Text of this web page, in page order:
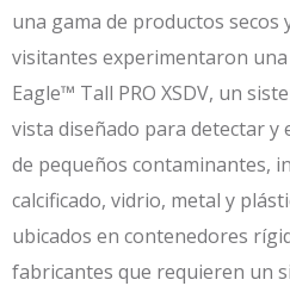
una gama de productos secos
visitantes experimentaron
Eagle™ Tall PRO XSDV, un
vista diseñado para detectar y
de pequeños contaminantes,
calcificado, vidrio, metal y
ubicados en contenedores
fabricantes que requieren un